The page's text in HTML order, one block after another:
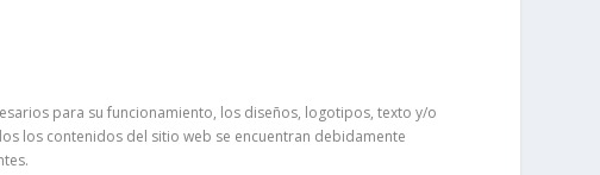
para su funcionamiento, los diseños, logotipos, texto y/o
los contenidos del sitio web se encuentran debidamente